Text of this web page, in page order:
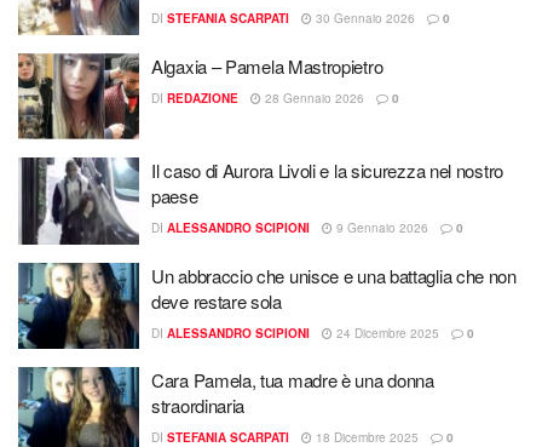
DI STEFANIA SCARPATI 30 Gennaio 2026 0
Algaxia – Pamela Mastropietro
DI REDAZIONE 28 Gennaio 2026 0
Il caso di Aurora Livoli e la sicurezza nel nostro
paese
DI ALESSANDRO SCIPIONI 9 Gennaio 2026 0
Un abbraccio che unisce e una battaglia che non
deve restare sola
DI ALESSANDRO SCIPIONI 24 Dicembre 2025 0
Cara Pamela, tua madre è una donna
straordinaria
DI STEFANIA SCARPATI 18 Dicembre 2025 0